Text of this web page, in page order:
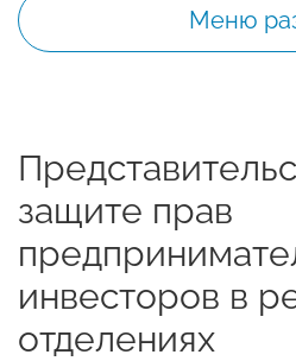
Меню
защите прав
инвесторов в
отделениях